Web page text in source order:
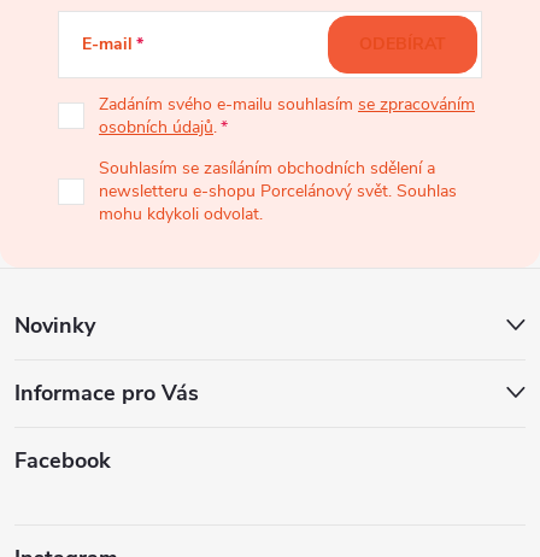
í
E-mail
Zadáním svého e-mailu souhlasím se zpracováním
osobních údajů.
Souhlasím se zasíláním obchodních sdělení a
newsletteru e-shopu Porcelánový svět. Souhlas
mohu kdykoli odvolat.
ODEBÍRAT
Novinky
Informace pro Vás
Facebook